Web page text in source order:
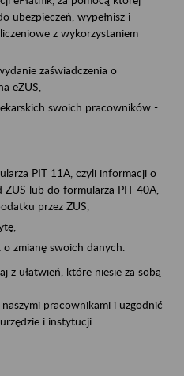
ubezpieczeń, wypełnisz i
z wykorzystaniem
zaświadczenia o
eZUS,
swoich pracowników -
PIT 11A, czyli informacji o
lub do formularza PIT 40A,
przez ZUS,
o zmianę swoich danych.
z ułatwień, które niesie za sobą
pracownikami i uzgodnić
i instytucji.